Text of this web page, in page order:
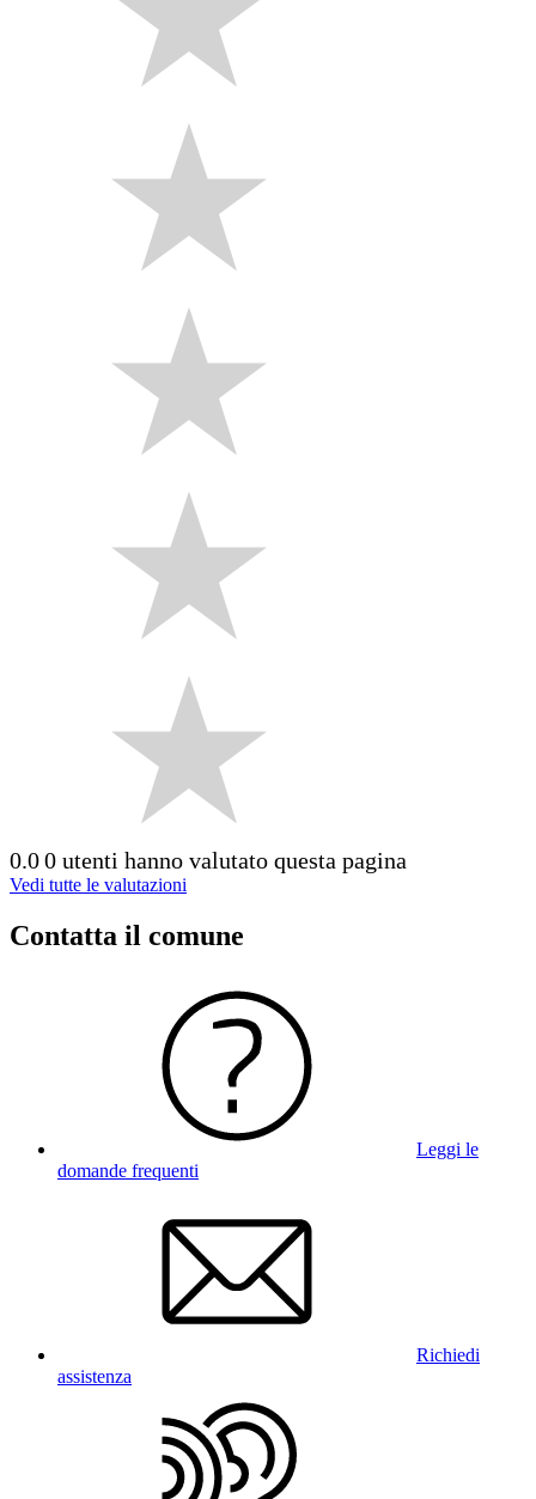
0.00 utenti hanno valutato questa pagina
Vedi tutte le valutazioni
Contatta il comune
Leggi le
domande frequenti
Richiedi
assistenza